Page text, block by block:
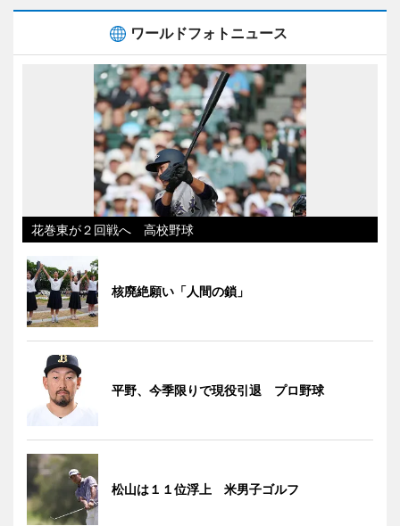
ワールドフォトニュース
花巻東が２回戦へ 高校野球
核廃絶願い「人間の鎖」
平野、今季限りで現役引退 プロ野球
松山は１１位浮上 米男子ゴルフ